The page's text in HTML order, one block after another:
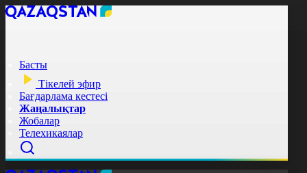
Басты
Тікелей эфир
Бағдарлама кестесі
Жаңалықтар
Жобалар
Телехикаялар